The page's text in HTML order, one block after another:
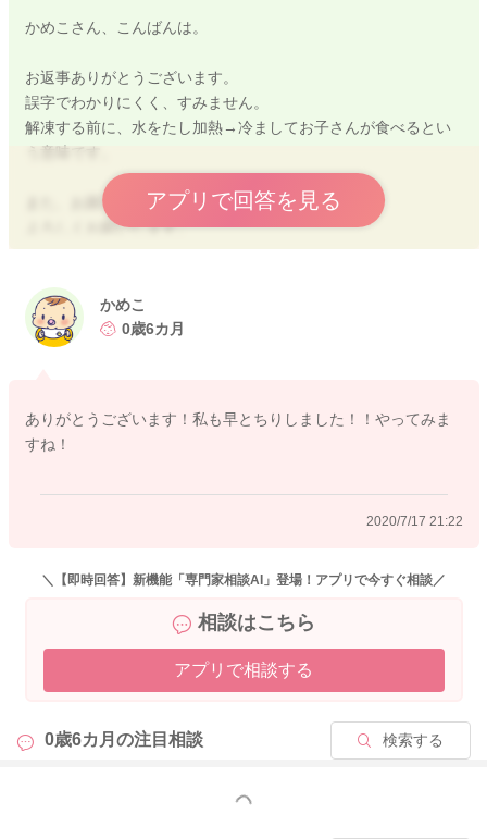
かめこさん、こんばんは。
お返事ありがとうございます。
誤字でわかりにくく、すみません。
解凍する前に、水をたし加熱→冷ましてお子さんが食べるとい
う意味です。
また、お困りのことがあれば、お声がけください。
よろしくお願いします。
アプリで回答を見る
かめこ
0歳6カ月
ありがとうございます！私も早とちりしました！！やってみま
すね！
2020/7/17 21:22
＼【即時回答】新機能「専門家相談AI」登場！アプリで今すぐ相談／
相談はこちら
アプリで相談する
0歳6カ月の注目相談 検索する
もっと見る